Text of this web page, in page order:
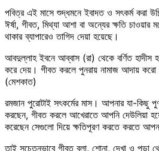
পবিত্র এই মাসে শুদ্ধমনে ইবাদত ও সৎকর্ম করা
ঈর্ষা, গীবত, মিথ্যা আশা বা অন্যের ক্ষতি চাওয়ার
থাকার ব্যাপারেও তাগিদ দেয়া হয়েছে।
আবদুল্লাহ ইবনে আব্বাস (রা) থেকে বর্ণিত হাদীস
করে দেয়। গীবত করলে পুনরায় নামাজ আদায় করো
(মেশকাত)
রমজান পুরোটাই সৎকর্মের মাস। আপনার যা-কিছু
করছেন, গীবত করলে আখেরাতে আপনি দেউলিয়া
করেছেন সেগুলো দিয়ে ক্ষতিপূরণ করতে করতে
তাই সচেতনভাবে গীবত বলা, শোনা, দেখা ও পড়া